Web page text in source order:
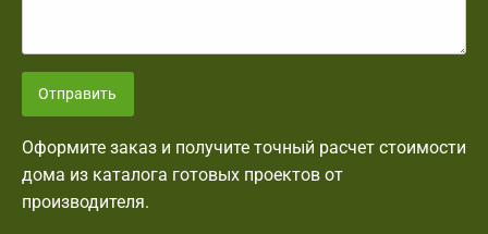
Отправить
Оформите заказ и получите точный расчет стоимости
дома из каталога готовых проектов от
производителя.